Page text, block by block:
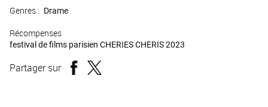
Genres : Drame
Récompenses
festival de films parisien CHERIES CHERIS 2023
Partager sur